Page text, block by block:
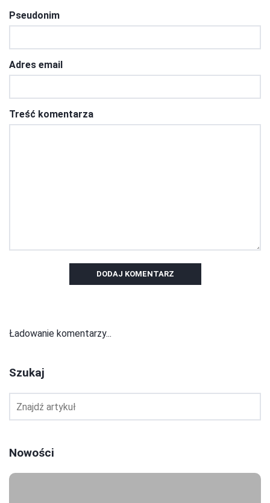
Pseudonim
Adres email
Treść komentarza
DODAJ KOMENTARZ
Ładowanie komentarzy...
Szukaj
Nowości